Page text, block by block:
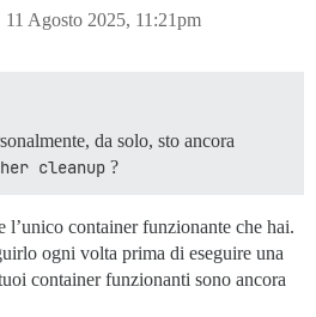
11 Agosto 2025, 11:21pm
da solo, sto ancora
cleanup ?
l’unico container funzionante che hai.
ogni volta prima di eseguire una
container funzionanti sono ancora